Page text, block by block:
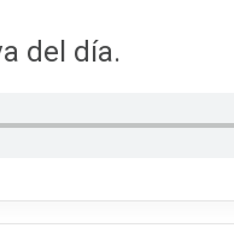
del día.